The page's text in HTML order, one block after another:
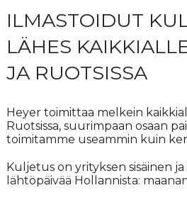
ILMASTOIDUT
LÄHES
JA RUOTSISSA
Heyer toimittaa melkein
Ruotsissa, suurimpaan osaan
toimitamme useammin kuin
Kuljetus on yrityksen sisäinen
lähtöpäivää Hollannista: